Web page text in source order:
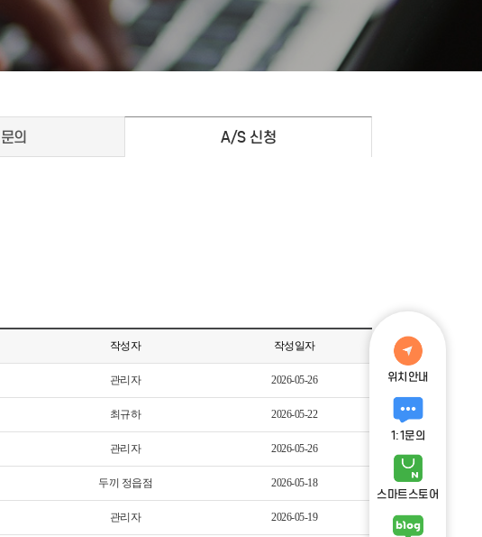
위치안내
1:1문의
스마트스토어
의 A/S 신청
작성자 작성일자
관리자 2026-05-26
최규하 2026-05-22
관리자 2026-05-26
두끼 정읍점 2026-05-18
관리자 2026-05-19